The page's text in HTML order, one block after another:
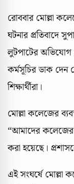
রোববার মোল্লা
ঘটনার প্রতিবাদে
লুটপাটের অভিযোগ
কর্মসূচির ডাক
শিক্ষার্থীরা।
মোল্লা কলেজের
“আমাদের কলেজের
করা হয়েছে।
এই সংঘর্ষে মোল্লা